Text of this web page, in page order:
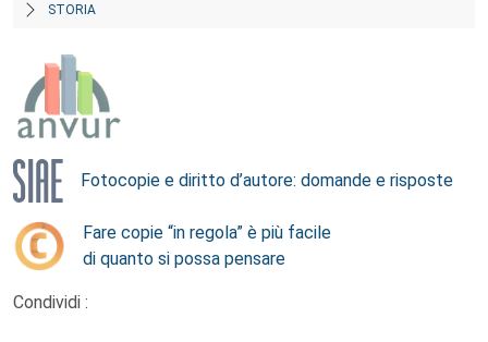
STORIA
Fotocopie e diritto d’autore: domande e risposte
Fare copie “in regola” è più facile
di quanto si possa pensare
Condividi :